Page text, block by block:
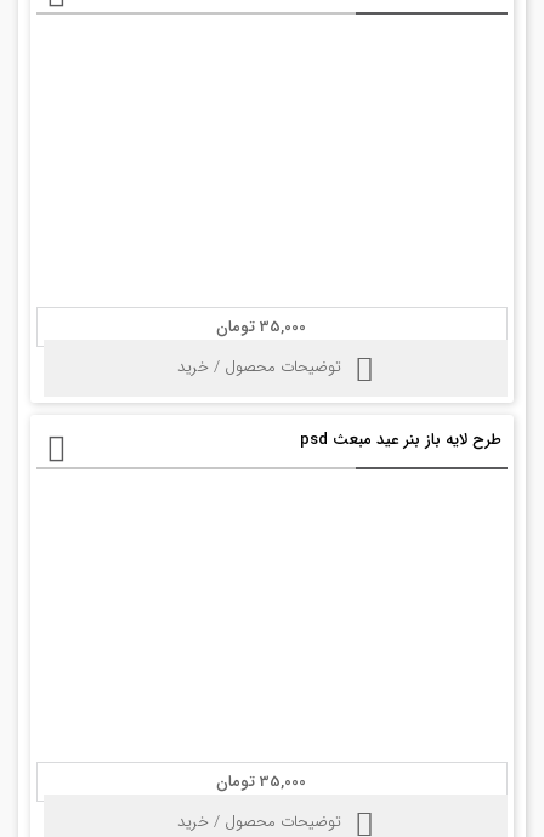
35,000 تومان
توضیحات محصول / خرید
طرح لایه باز بنر عید مبعث psd
35,000 تومان
توضیحات محصول / خرید